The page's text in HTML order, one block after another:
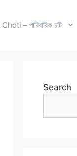
– পারিবারিক চটি
Search